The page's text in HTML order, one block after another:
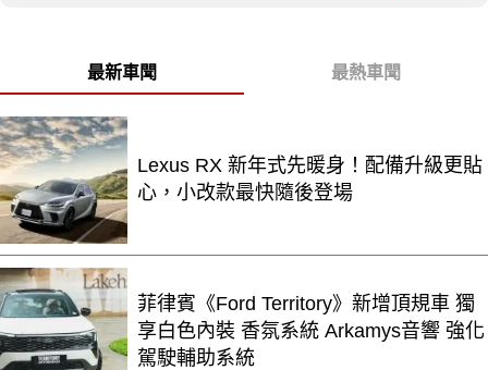
最新車聞 最熱車聞
Lexus RX 新年式先暖身！配備升級更貼
心，小改款最快隨後登場
菲律賓《Ford Territory》新增頂規車 獨
享白色內裝 香氛系統 Arkamys音響 強化
駕駛輔助系統